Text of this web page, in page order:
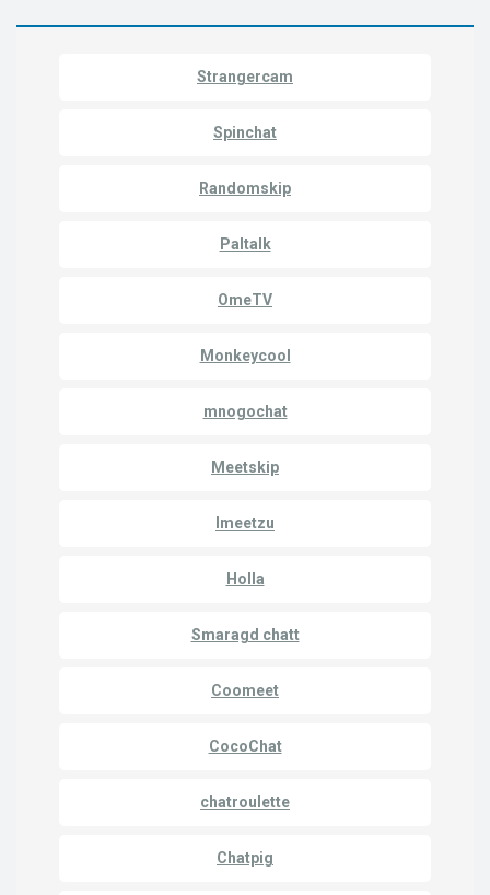
Strangercam
Spinchat
Randomskip
Paltalk
OmeTV
Monkeycool
mnogochat
Meetskip
Imeetzu
Holla
Smaragd chatt
Coomeet
CocoChat
chatroulette
Chatpig